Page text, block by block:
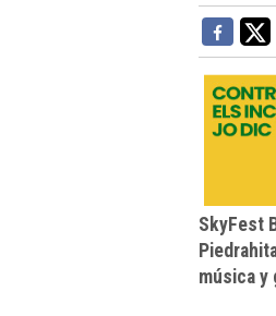
SkyFest
música y